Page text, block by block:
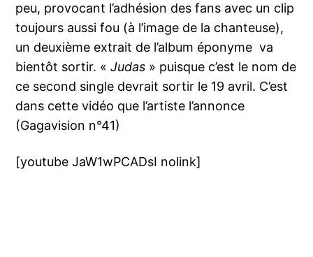
peu, provocant l’adhésion des fans avec un clip
toujours aussi fou (à l’image de la chanteuse),
un deuxième extrait de l’album éponyme va
bientôt sortir. «Judas » puisque c’est le nom de
ce second single devrait sortir le 19 avril. C’est
dans cette vidéo que l’artiste l’annonce
(Gagavision n°41)
[youtube JaW1wPCADsI nolink]